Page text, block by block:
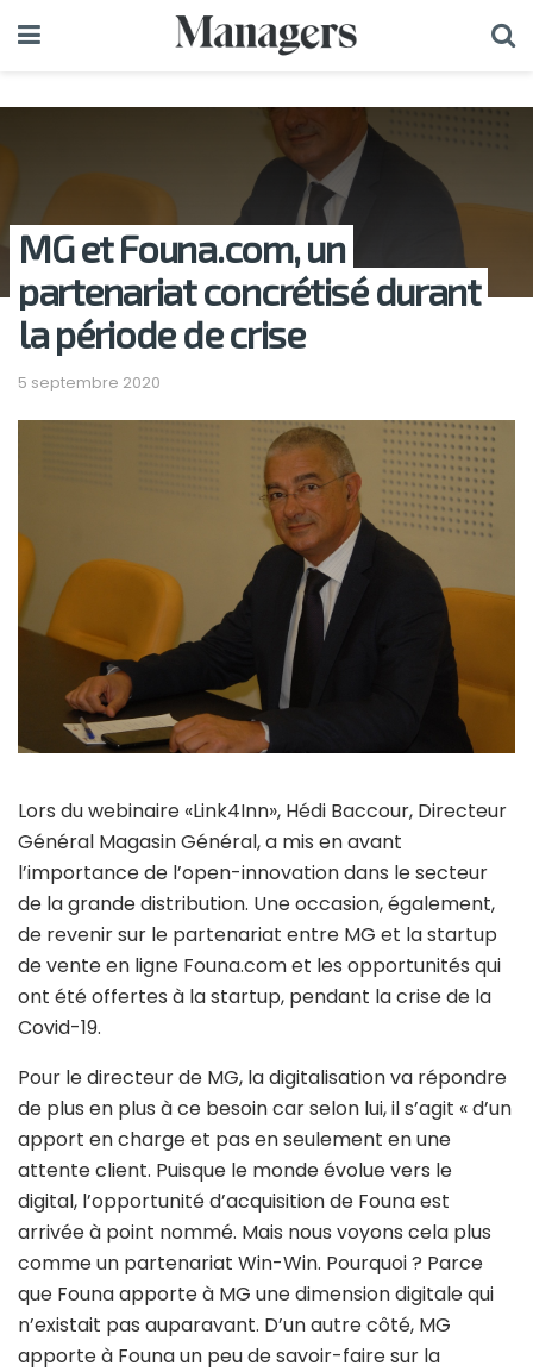
MG et Founa.com, un
partenariat concrétisé durant
la période de crise
5 septembre 2020
Lors du webinaire «Link4Inn», Hédi Baccour, Directeur
Général Magasin Général, a mis en avant
l’importance de l’open-innovation dans le secteur
de la grande distribution. Une occasion, également,
de revenir sur le partenariat entre MG et la startup
de vente en ligne Founa.com et les opportunités qui
ont été offertes à la startup, pendant la crise de la
Covid-19.
Pour le directeur de MG, la digitalisation va répondre
de plus en plus à ce besoin car selon lui, il s’agit « d’un
apport en charge et pas en seulement en une
attente client. Puisque le monde évolue vers le
digital, l’opportunité d’acquisition de Founa est
arrivée à point nommé. Mais nous voyons cela plus
comme un partenariat Win-Win. Pourquoi ? Parce
que Founa apporte à MG une dimension digitale qui
n’existait pas auparavant. D’un autre côté, MG
apporte à Founa un peu de savoir-faire sur la